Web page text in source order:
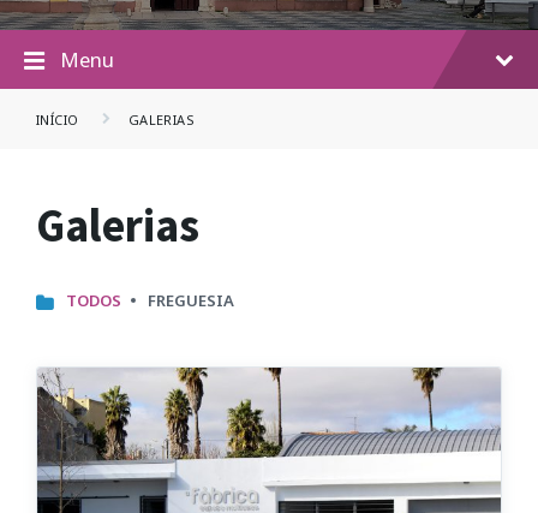
Menu
INÍCIO GALERIAS
Galerias
CATEGORIES:
TODOS FREGUESIA